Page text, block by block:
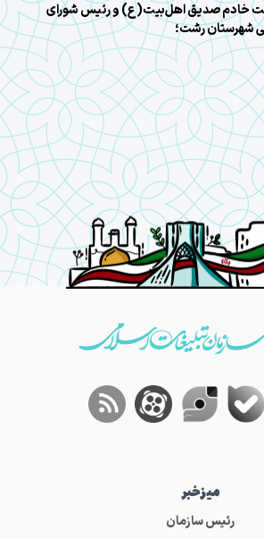
خادم صدیق اهل‌بیت(ع) و رئیس شورای
شهرستان رشت؛
میز‌خبر
رئیس سازمان